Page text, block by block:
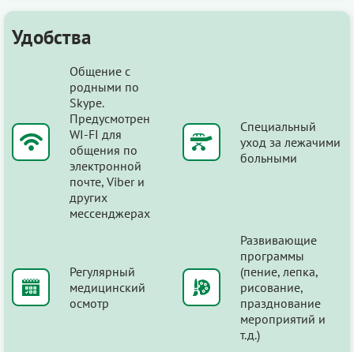
Удобства
Общение с
родными по
Skype.
Предусмотрен
WI-FI для
общения по
электронной
почте, Viber и
других
мессенджерах
Специальный
уход за лежачими
больными
Регулярный
медицинский
осмотр
Развивающие
программы
(пение, лепка,
рисование,
празднование
мероприятий и
т.д.)